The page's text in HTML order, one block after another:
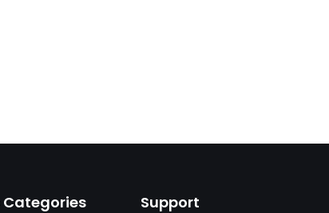
Categories Support